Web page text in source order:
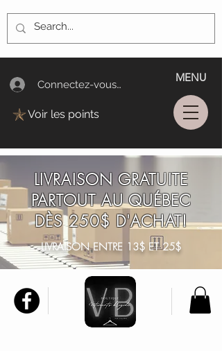
Connectez-vous/Log In
MENU
Voir les points
LIVRAISON GRATUITE
PARTOUT AU QUÉBEC
DÈS 250$ D'ACHAT!
LIVRAISON ENTRE 13$ ET 25$